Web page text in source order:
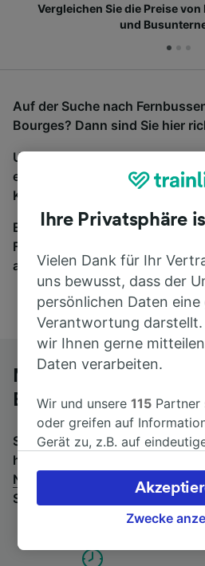
Vergleichen Sie die Preise
und
Auf der Suche nach
Bourges? Dann sind Sie hier
Um Bustickets zu finden,
eine Suche und wir vergleichen
Kosten für Bahn- und
Egal, wohin die Reise geht –
Finden Sie hier Fahrkarten für
als 170 Bahn- und
Mit dem Fernbus von
Bourges
Suchen Sie nach einem
hier entlang:
Nantes
Wenn Sie lieber mit
Sie die
Züge von Nantes bis
Ihre Privatsphäre
Vielen Dank für Ihr
uns bewusst, dass der
persönlichen Daten eine
Verantwortung
wir Ihnen gerne
Daten verarbeiten.
Wir und unsere115 Partner
oder greifen auf
Gerät zu, z.B. auf
verarbeiten. Sie können
akzeptieren oder verwalten,
Ihres Widerspruchsrechts
besuchen Sie jederzeit die
Zwecke